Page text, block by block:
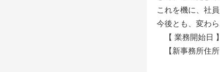
これを機に、社
今後とも、変わ
【 業務開始日
【新事務所住